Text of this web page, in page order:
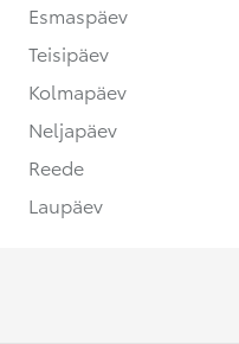
Alates
Kuumakse alates 258 € / kuu
Toyota bZ4X
ELEKTER
Esmaspäev
Teisipäev
Kolmapäev
Neljapäev
Reede
Laupäev